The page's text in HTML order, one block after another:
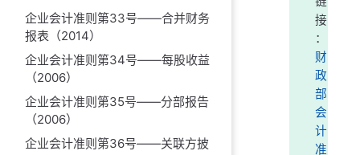
企业会计准则第33号——合并财务
报表（2014）
企业会计准则第34号——每股收益
（2006）
企业会计准则第35号——分部报告
（2006）
企业会计准则第36号——关联方披
接
：
财
政
部
会
计
准